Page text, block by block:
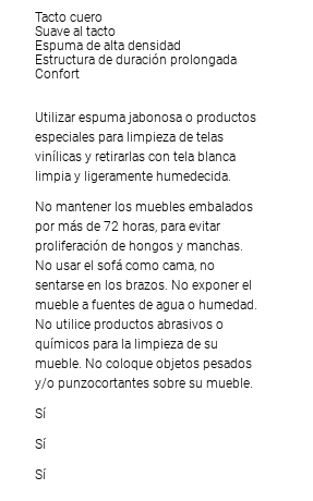
Tacto cuero
Suave al tacto
Espuma de alta densidad
Estructura de duración prolongada
Confort
Utilizar espuma jabonosa o productos
especiales para limpieza de telas
vinílicas y retirarlas con tela blanca
limpia y ligeramente humedecida.
No mantener los muebles embalados
por más de 72 horas, para evitar
proliferación de hongos y manchas.
No usar el sofá como cama, no
sentarse en los brazos. No exponer el
mueble a fuentes de agua o humedad.
No utilice productos abrasivos o
químicos para la limpieza de su
mueble. No coloque objetos pesados
y/o punzocortantes sobre su mueble.
Sí
Sí
Sí